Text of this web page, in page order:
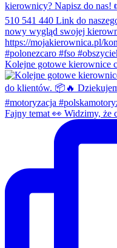
Kolejne gotowe kierownice
Fajny temat 👀 Widzimy, że